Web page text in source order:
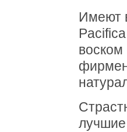
Имеют
лучшие